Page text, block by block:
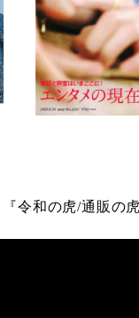
『令和の虎/通販の